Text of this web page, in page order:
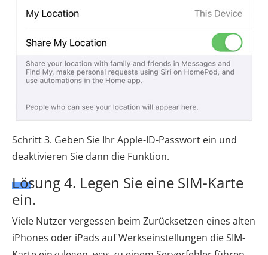
Schritt 3. Geben Sie Ihr Apple-ID-Passwort ein und
deaktivieren Sie dann die Funktion.
Lösung 4. Legen Sie eine SIM-Karte
ein.
Viele Nutzer vergessen beim Zurücksetzen eines alten
iPhones oder iPads auf Werkseinstellungen die SIM-